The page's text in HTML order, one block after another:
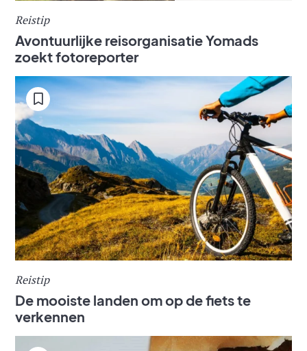
Reistip
Avontuurlijke reisorganisatie Yomads
zoekt fotoreporter
Reistip
De mooiste landen om op de fiets te
verkennen